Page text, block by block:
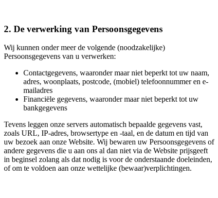
2. De verwerking van Persoonsgegevens
Wij kunnen onder meer de volgende (noodzakelijke)
Persoonsgegevens van u verwerken:
Contactgegevens, waaronder maar niet beperkt tot uw naam,
adres, woonplaats, postcode, (mobiel) telefoonnummer en e-
mailadres
Financiële gegevens, waaronder maar niet beperkt tot uw
bankgegevens
Tevens leggen onze servers automatisch bepaalde gegevens vast,
zoals URL, IP-adres, browsertype en -taal, en de datum en tijd van
uw bezoek aan onze Website. Wij bewaren uw Persoonsgegevens of
andere gegevens die u aan ons al dan niet via de Website prijsgeeft
in beginsel zolang als dat nodig is voor de onderstaande doeleinden,
of om te voldoen aan onze wettelijke (bewaar)verplichtingen.